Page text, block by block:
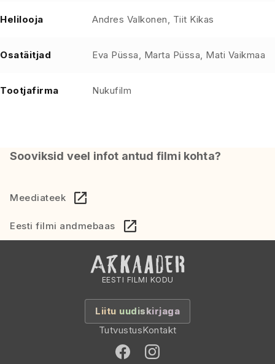
Helilooja Andres Valkonen, Tiit Kikas
Osatäitjad Eva Püssa, Marta Püssa, Mati Vaikmaa
Tootjafirma Nukufilm
Sooviksid veel infot antud filmi kohta?
Meediateek
Eesti filmi andmebaas
EESTI FILMI KODU
Liitu uudiskirjaga
TutvustusKontakt